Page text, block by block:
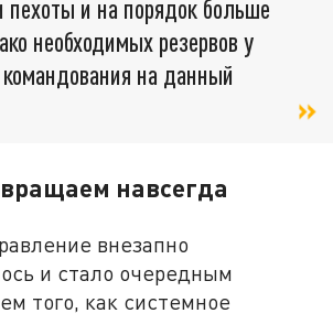
пехоты и на порядок больше
необходимых резервов у
командования на данный
навсегда
внезапно
и стало очередным
того, как системное